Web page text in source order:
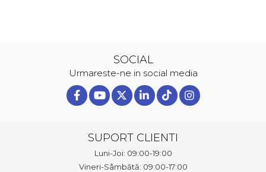
SOCIAL
Urmareste-ne in social media
SUPORT CLIENTI
Luni-Joi: 09:00-19:00
Vineri-Sâmbătă: 09:00-17:00